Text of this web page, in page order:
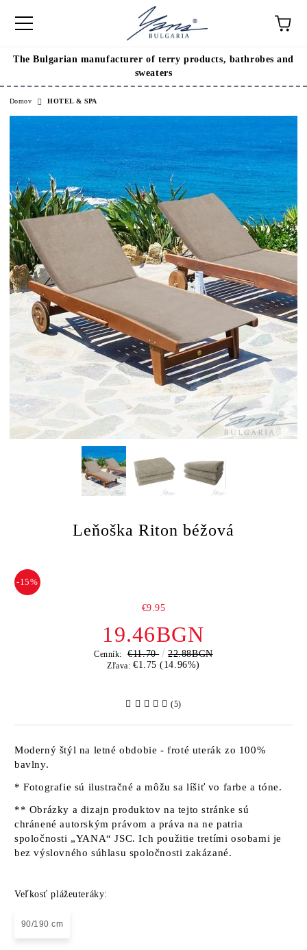
The Bulgarian manufacturer of terry products, bathrobes and
sweaters
Domov HOTEL & SPA
Leňoška Riton béžová
-15%
€9.95
19.46BGN
Cenník: €11.70 22.88BGN
Zľava: €1.75 (14.96%)
(5)
Moderný štýl na letné obdobie - froté uterák zo 100%
bavlny.
* Fotografie sú ilustračné a môžu sa líšiť vo farbe a tóne.
** Obrázky a dizajn produktov na tejto stránke sú
chránené autorským právom a práva na ne patria
spoločnosti „YANA“ JSC. Ich použitie tretími osobami je
bez výslovného súhlasu spoločnosti zakázané.
Veľkosť plážeuteráky:
90/190 cm